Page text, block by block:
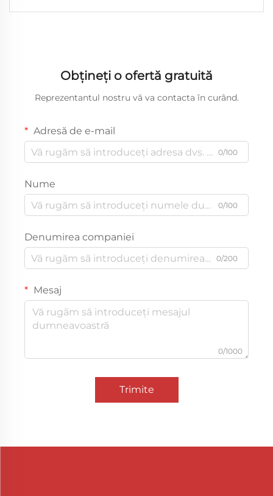
Obțineți o ofertă gratuită
Reprezentantul nostru vă va contacta în curând.
Adresă de e-mail
0/100
Nume
0/100
Denumirea companiei
0/200
Mesaj
0/1000
Trimite